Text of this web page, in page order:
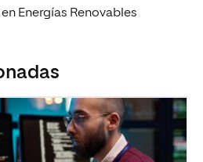
Energías Renovables